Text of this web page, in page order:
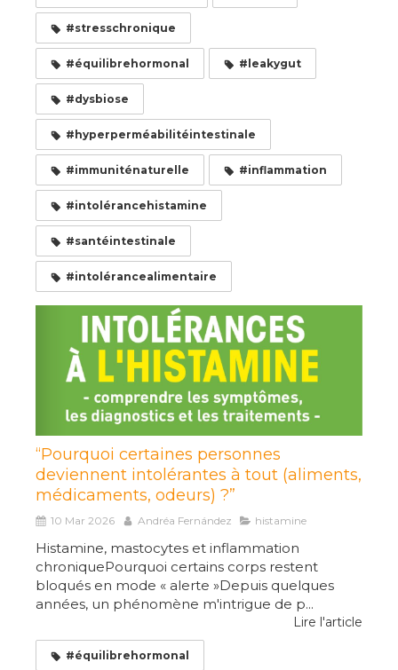
#stresschronique
#équilibrehormonal #leakygut
#dysbiose
#hyperperméabilitéintestinale
#immuniténaturelle #inflammation
#intolérancehistamine
#santéintestinale
#intolérancealimentaire
“Pourquoi certaines personnes
deviennent intolérantes à tout (aliments,
médicaments, odeurs) ?”
10 Mar 2026 Andréa Fernández histamine
Histamine, mastocytes et inflammation
chroniquePourquoi certains corps restent
bloqués en mode « alerte »Depuis quelques
années, un phénomène m'intrigue de p...
Lire l'article
#équilibrehormonal